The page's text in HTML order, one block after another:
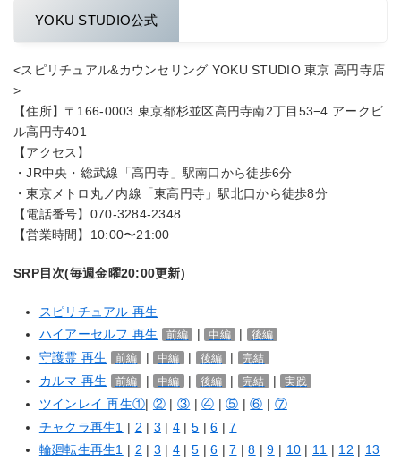
YOKU STUDIO公式
<スピリチュアル&カウンセリング YOKU STUDIO 東京 高円寺店
>
【住所】〒166-0003 東京都杉並区高円寺南2丁目53−4 アークビ
ル高円寺401
【アクセス】
・JR中央・総武線「高円寺」駅南口から徒歩6分
・東京メトロ丸ノ内線「東高円寺」駅北口から徒歩8分
【電話番号】070-3284-2348
【営業時間】10:00〜21:00
SRP目次(毎週金曜20:00更新)
スピリチュアル 再生
ハイアーセルフ 再生
前編 | 中編 | 後編
守護霊 再生 前編 | 中編 | 後編 | 完結
カルマ 再生 前編 | 中編 | 後編 | 完結 | 実践
ツインレイ 再生①| ② |③ |④ |⑤ |⑥ | ⑦
チャクラ再生1 | 2 | 3 | 4 | 5 |6 |7
輪廻転生再生1 | 2 | 3 | 4 | 5 |6 |7 |8 |9 | 10 | 11 | 12 | 13